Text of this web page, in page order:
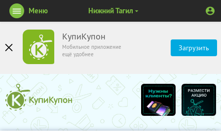
КупиКупон
Мобильное приложение
ещё удобнее
Загрузить
Меню Нижний Тагил